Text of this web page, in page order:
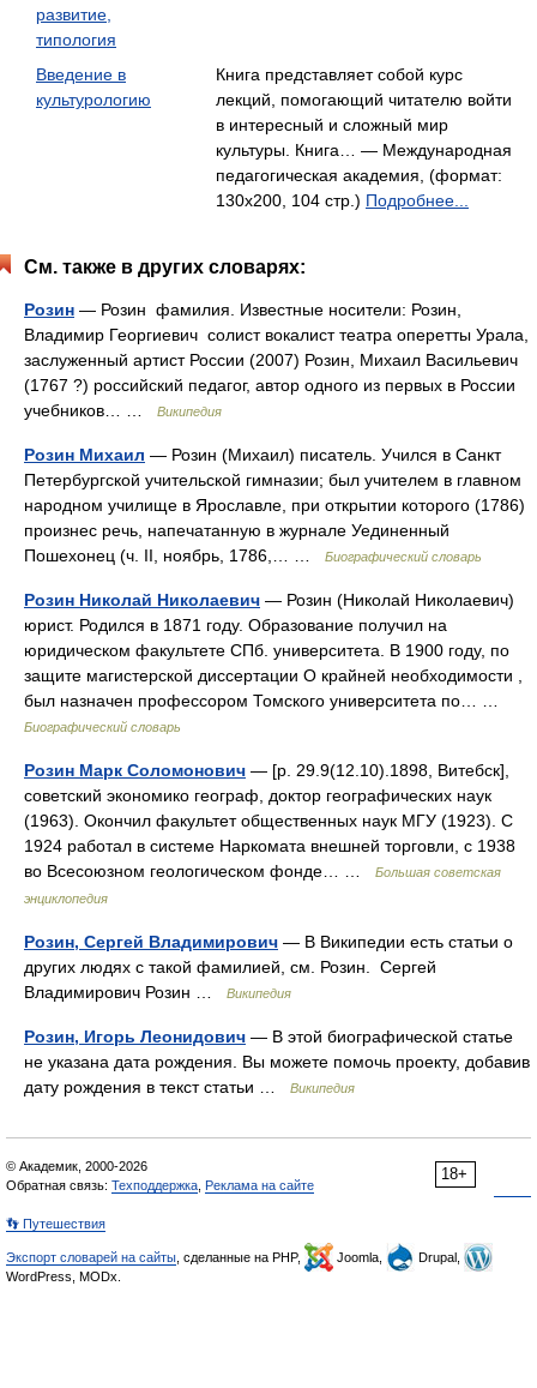
развитие,
типология
Введение в
культурологию
Книга представляет собой курс
лекций, помогающий читателю войти
в интересный и сложный мир
культуры. Книга… — Международная
педагогическая академия, (формат:
130x200, 104 стр.) Подробнее...
См. также в других словарях:
Розин — Розин фамилия. Известные носители: Розин,
Владимир Георгиевич солист вокалист театра оперетты Урала,
заслуженный артист России (2007) Розин, Михаил Васильевич
(1767 ?) российский педагог, автор одного из первых в России
учебников… …
Википедия
Розин Михаил — Розин (Михаил) писатель. Учился в Санкт
Петербургской учительской гимназии; был учителем в главном
народном училище в Ярославле, при открытии которого (1786)
произнес речь, напечатанную в журнале Уединенный
Пошехонец (ч. II, ноябрь, 1786,… …
Биографический словарь
Розин Николай Николаевич — Розин (Николай Николаевич)
юрист. Родился в 1871 году. Образование получил на
юридическом факультете СПб. университета. В 1900 году, по
защите магистерской диссертации О крайней необходимости ,
был назначен профессором Томского университета по… …
Биографический словарь
Розин Марк Соломонович — [р. 29.9(12.10).1898, Витебск],
советский экономико географ, доктор географических наук
(1963). Окончил факультет общественных наук МГУ (1923). С
1924 работал в системе Наркомата внешней торговли, с 1938
во Всесоюзном геологическом фонде… …
Большая советская
энциклопедия
Розин, Сергей Владимирович — В Википедии есть статьи о
других людях с такой фамилией, см. Розин. Сергей
Владимирович Розин …
Википедия
Розин, Игорь Леонидович — В этой биографической статье
не указана дата рождения. Вы можете помочь проекту, добавив
дату рождения в текст статьи …
Википедия
18+
© Академик, 2000-2026
Обратная связь: Техподдержка Реклама на сайте
👣 Путешествия
Экспорт словарей на сайты , сделанные на PHP, Joomla,
Drupal,
WordPress, MODx.